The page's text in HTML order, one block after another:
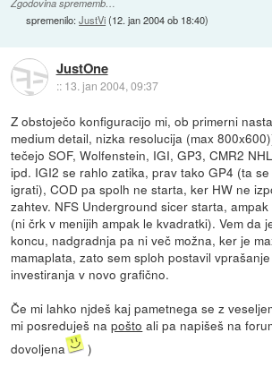
Zgodovina sprememb…
spremenilo:JustVi(12. jan 2004 ob 18:40)
JustOne
:: 13. jan 2004, 09:37
Z obstoječo konfiguracijo mi, ob primerni
medium detail, nizka resolucija (max
tečejo SOF, Wolfenstein, IGI, GP3, CMR2
ipd. IGI2 se rahlo zatika, prav tako GP4 (ta
igrati), COD pa spolh ne starta, ker HW ne
zahtev. NFS Underground sicer starta,
(ni črk v menijih ampak le kvadratki). Vem da
koncu, nadgradnja pa ni več možna, ker je
mamaplata, zato sem sploh postavil
investiranja v novo grafično.
Če mi lahko njdeš kaj pametnega se z
mi posreduješ napošto ali pa napišeš na
dovoljena
)